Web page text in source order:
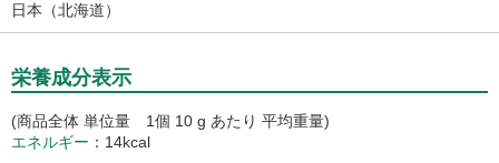
日本（北海道）
栄養成分表示
(商品全体 単位量 1個 10 g あたり 平均重量)
エネルギー
14kcal